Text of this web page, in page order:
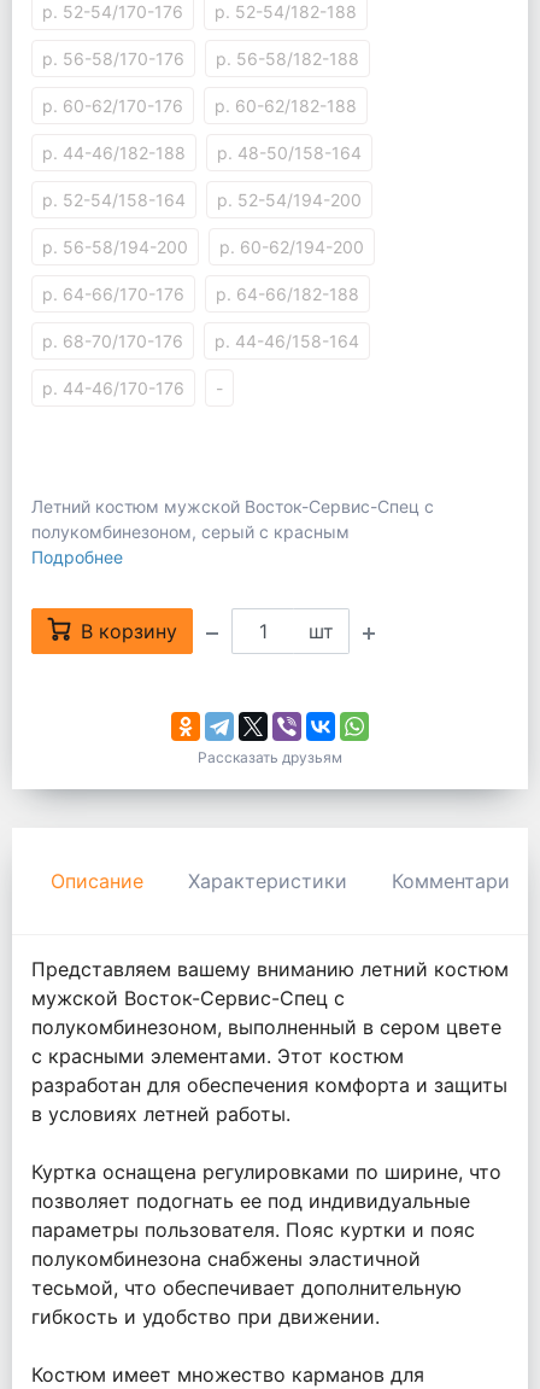
р. 52-54/170-176 р. 52-54/182-188
р. 56-58/170-176 р. 56-58/182-188
р. 60-62/170-176 р. 60-62/182-188
р. 44-46/182-188 р. 48-50/158-164
р. 52-54/158-164 р. 52-54/194-200
р. 56-58/194-200 р. 60-62/194-200
р. 64-66/170-176 р. 64-66/182-188
р. 68-70/170-176 р. 44-46/158-164
р. 44-46/170-176 -
Летний костюм мужской Восток-Сервис-Спец с
полукомбинезоном, серый с красным
Подробнее
В корзину шт
Рассказать друзьям
Описание Характеристики Комментарии
Представляем вашему вниманию летний костюм
мужской Восток-Сервис-Спец с
полукомбинезоном, выполненный в сером цвете
с красными элементами. Этот костюм
разработан для обеспечения комфорта и защиты
в условиях летней работы.
Куртка оснащена регулировками по ширине, что
позволяет подогнать ее под индивидуальные
параметры пользователя. Пояс куртки и пояс
полукомбинезона снабжены эластичной
тесьмой, что обеспечивает дополнительную
гибкость и удобство при движении.
Костюм имеет множество карманов для